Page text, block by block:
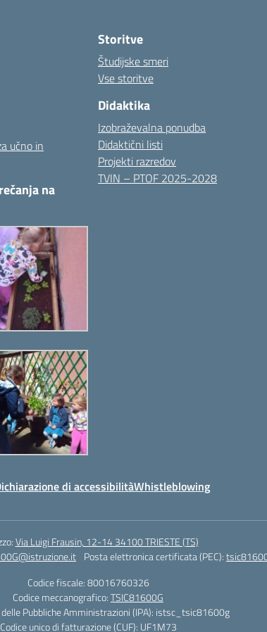
učno in
na
Storitve
Študijske smeri
Vse storitve
Didaktika
Izobraževalna ponudba
Didaktični listi
Projekti razredov
TVIN – PTOF 2025-2028
di accessibilitàWhistleblowing
Via Luigi Frausin, 12-14 34100 TRIESTE (TS)
Posta elettronica certificata (PEC):
Codice fiscale: 80016760326
Codice meccanografico:TSIC81600G
delle Pubbliche Amministrazioni (IPA): istsc_tsic81600g
Codice unico di fatturazione (CUF): UF1M73